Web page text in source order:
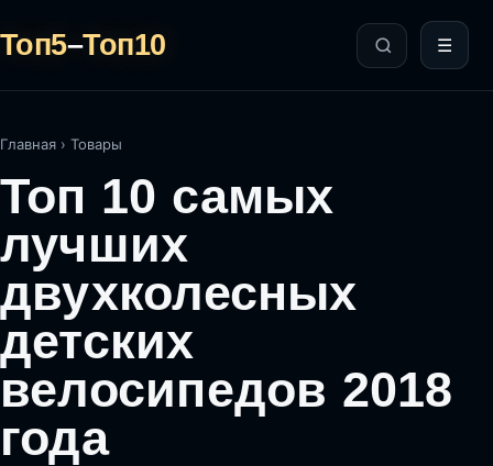
Топ5–Топ10 ☰
Главная › Товары
Топ 10 самых
лучших
двухколесных
детских
велосипедов 2018
года